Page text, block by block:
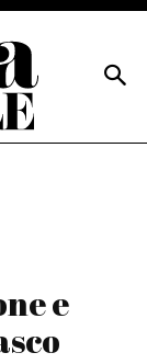
e